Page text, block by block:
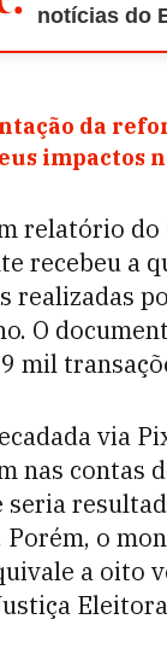
notícias do
da
impactos
relatório
recebeu a
realizadas
O
mil
via
nas contas
seria
o
a oito